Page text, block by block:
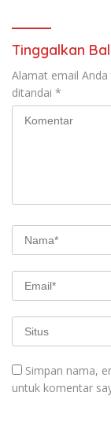
Tinggalkan
Alamat email Anda
ditandai *
Simpan nama,
untuk komentar